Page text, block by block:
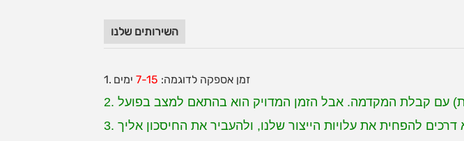
השירותים שלנו
1. זמן אספקה לדוגמה: 7-15 ימים